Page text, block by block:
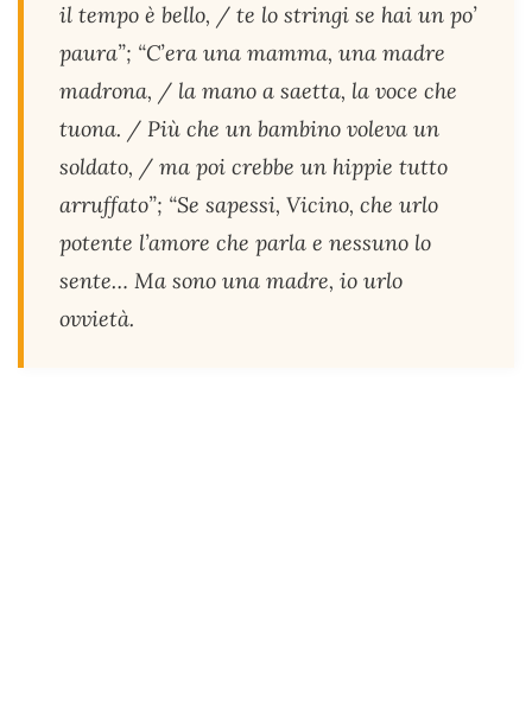
il tempo è bello, / te lo stringi se hai un po’
paura”; “C’era una mamma, una madre
madrona, / la mano a saetta, la voce che
tuona. / Più che un bambino voleva un
soldato, / ma poi crebbe un hippie tutto
arruffato”; “Se sapessi, Vicino, che urlo
potente l’amore che parla e nessuno lo
sente… Ma sono una madre, io urlo
ovvietà.